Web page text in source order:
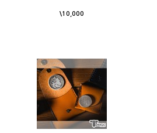
\10,000